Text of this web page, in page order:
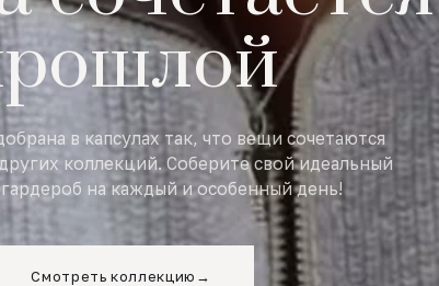
в капсулах так, что вещи сочетаются
коллекций. Соберите свой идеальный
на каждый и особенный день!
Смотреть коллекцию →